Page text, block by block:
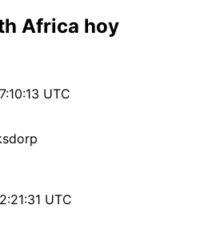
Africa hoy
UTC
UTC